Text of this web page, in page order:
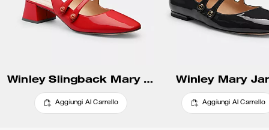
Winley Slingback Mary Jane
Aggiungi Al Carrello
Winley Mary
Aggiungi Al Carrello